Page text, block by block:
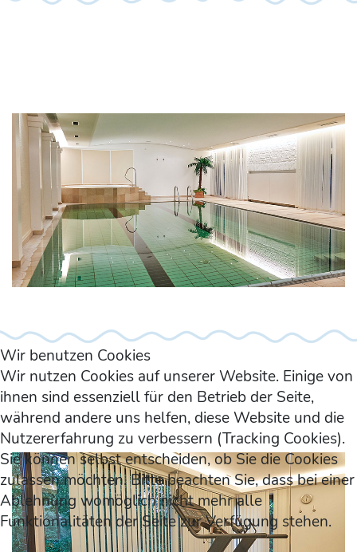
Wir benutzen Cookies
Wir nutzen Cookies auf unserer Website. Einige von
ihnen sind essenziell für den Betrieb der Seite,
während andere uns helfen, diese Website und die
Nutzererfahrung zu verbessern (Tracking Cookies).
Sie können selbst entscheiden, ob Sie die Cookies
zulassen möchten. Bitte beachten Sie, dass bei einer
Ablehnung womöglich nicht mehr alle
Funktionalitäten der Seite zur Verfügung stehen.